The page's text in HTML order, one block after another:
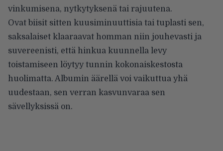
vinkumisena, nytkytyksenä tai rajuutena.
Ovat biisit sitten kuusiminuuttisia tai tuplasti sen,
saksalaiset klaaraavat homman niin jouhevasti ja
suvereenisti, että hinkua kuunnella levy
toistamiseen löytyy tunnin kokonaiskestosta
huolimatta. Albumin äärellä voi vaikuttua yhä
uudestaan, sen verran kasvunvaraa sen
sävellyksissä on.